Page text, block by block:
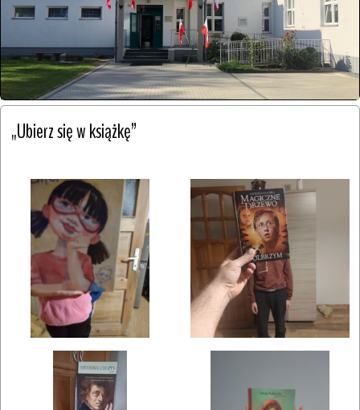
„Ubierz się w książkę”